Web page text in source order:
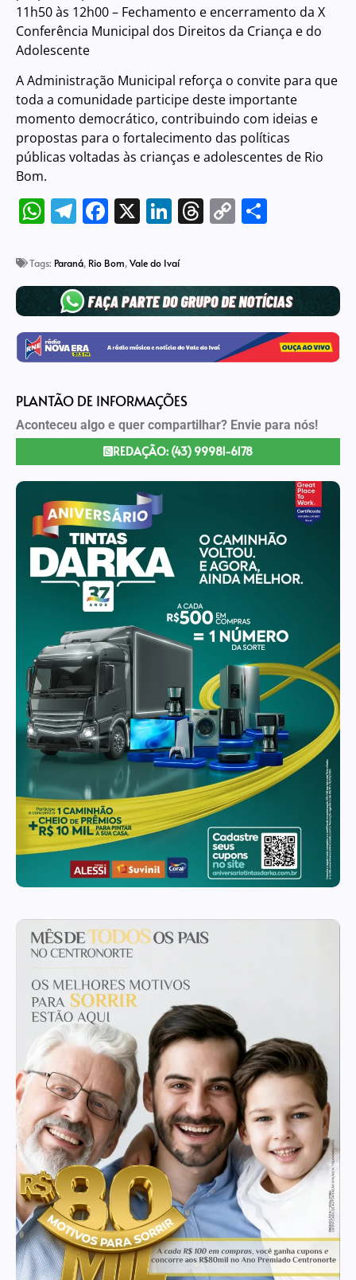
11h50 às 12h00 – Fechamento e encerramento da X
Conferência Municipal dos Direitos da Criança e do
Adolescente
A Administração Municipal reforça o convite para que
toda a comunidade participe deste importante
momento democrático, contribuindo com ideias e
propostas para o fortalecimento das políticas
públicas voltadas às crianças e adolescentes de Rio
Bom.
WhatsApp
Telegram
Facebook
X LinkedIn
Threads
Copy
Tags: Paraná, Rio Bom,Vale do Ivaí
PLANTÃO DE INFORMAÇÕES
Aconteceu algo e quer compartilhar? Envie para nós!
REDAÇÃO: (43) 99981-6178